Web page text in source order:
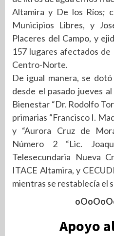
Altamira y De los Ríos;
Municipios Libres, y
Placeres del Campo, y
157 lugares afectados
Centro-Norte.
De igual manera, se
desde el pasado jueves
Bienestar “Dr. Rodolfo
primarias “Francisco I.
y “Aurora Cruz de
Número 2 “Lic.
Telesecundaria Nueva
ITACE Altamira, y
mientras se restablecía el
Apoyo